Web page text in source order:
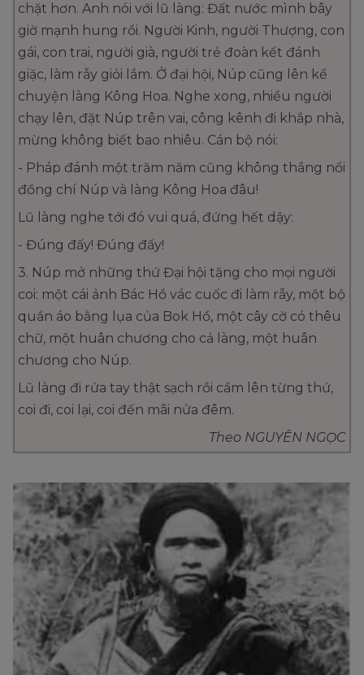
chặt hơn. Anh nói với lũ làng: Đất nước mình bây
giờ mạnh hung rồi. Người Kinh, người Thượng, con
gái, con trai, người già, người trẻ đoàn kết đánh
giặc, làm rẫy giỏi lắm. Ở đại hội, Núp cũng lên kể
chuyện làng Kông Hoa. Nghe xong, nhiều người
chạy lên, đặt Núp trên vai, công kênh đi khắp nhà,
mừng không biết bao nhiêu. Cán bộ nói:
- Pháp đánh một trăm năm cũng không thắng nổi
đồng chí Núp và làng Kông Hoa đâu!
Lũ làng nghe tới đó vui quá, đứng hết dậy:
- Đúng đấy! Đúng đấy!
3. Núp mở những thứ Đại hội tặng cho mọi người
coi: một cái ảnh Bác Hồ vác cuốc đi làm rẫy, một bộ
quần áo bằng lụa của Bok Hồ, một cây cờ có thêu
chữ, một huân chương cho cả làng, một huân
chương cho Núp.
Lũ làng đi rửa tay thật sạch rồi cầm lên từng thứ,
coi đi, coi lại, coi đến mãi nửa đêm.
Theo NGUYÊN NGỌC